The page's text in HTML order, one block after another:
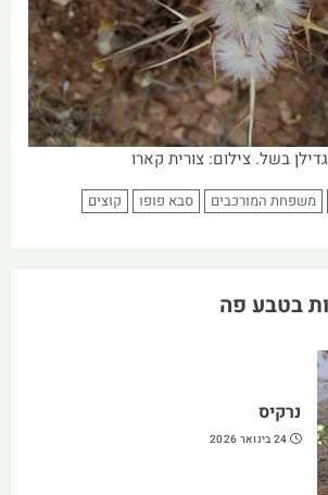
בשל. צילום: צורית קארו
משפחת המורכבים סבא פופו קוצים
בטבע פה
נרקיס
24 בינואר 2026